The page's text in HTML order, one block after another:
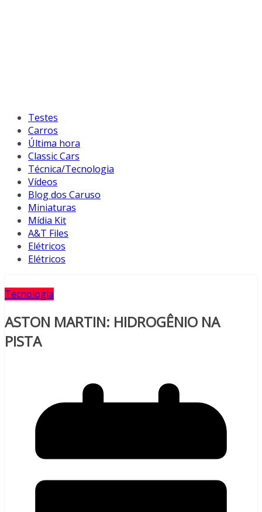
Testes
Carros
Última hora
Classic Cars
Técnica/Tecnologia
Vídeos
Blog dos Caruso
Miniaturas
Mídia Kit
A&T Files
Elétricos
Elétricos
Tecnologia
ASTON MARTIN: HIDROGÊNIO NA
PISTA